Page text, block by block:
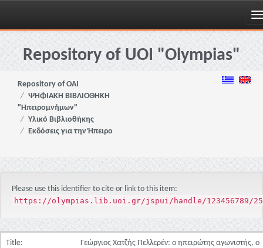
Skip
navigationRepository of UOI "Olympias"
Repository of OAI
ΨΗΦΙΑΚΗ ΒΙΒΛΙΟΘΗΚΗ
"Ηπειρομνήμων"
Υλικό Βιβλιοθήκης
Εκδόσεις για την Ήπειρο
Please use this identifier to cite or link to this item:
https://olympias.lib.uoi.gr/jspui/handle/123456789/
Title:
Γεώργιος Χατζής Πελλερέν: ο ηπειρώτης αγωνιστής, ο